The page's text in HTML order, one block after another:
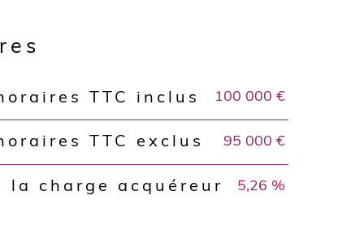
TTC inclus 100 000 €
TTC exclus 95 000 €
la charge acquéreur 5,26 %